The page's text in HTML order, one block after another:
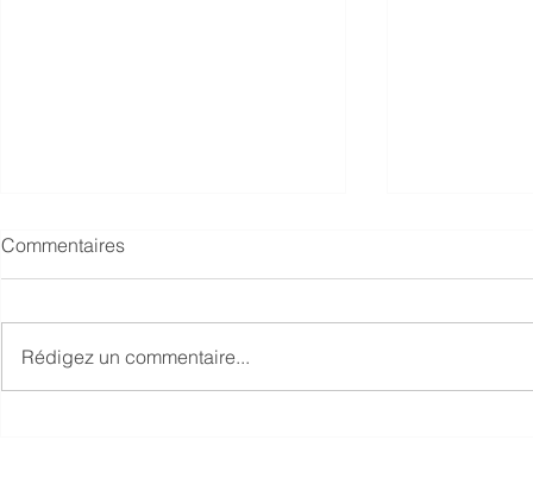
Commentaires
Rédigez un commentaire...